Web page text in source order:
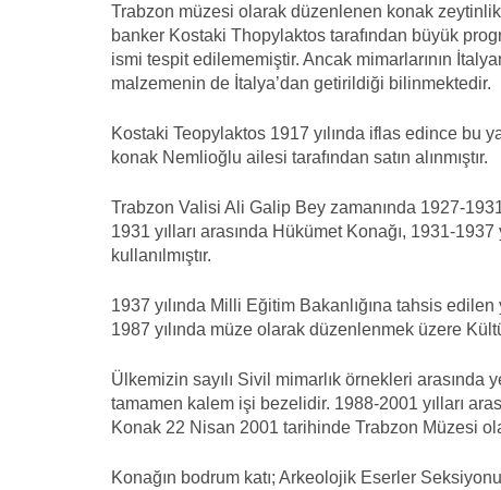
Trabzon müzesi olarak düzenlenen konak
banker Kostaki Thopylaktos tarafından büyük
ismi tespit edilememiştir. Ancak mimarlarının
malzemenin de İtalya’dan getirildiği bilinmektedir.
Kostaki Teopylaktos 1917 yılında iflas edince bu
konak Nemlioğlu ailesi tarafından satın alınmıştır.
Trabzon Valisi Ali Galip Bey zamanında 1927-
1931 yılları arasında Hükümet Konağı, 1931-
kullanılmıştır.
1937 yılında Milli Eğitim Bakanlığına tahsis
1987 yılında müze olarak düzenlenmek üzere
Ülkemizin sayılı Sivil mimarlık örnekleri arasında
tamamen kalem işi bezelidir. 1988-2001 yılları
Konak 22 Nisan 2001 tarihinde Trabzon Müzesi
Konağın bodrum katı; Arkeolojik Eserler